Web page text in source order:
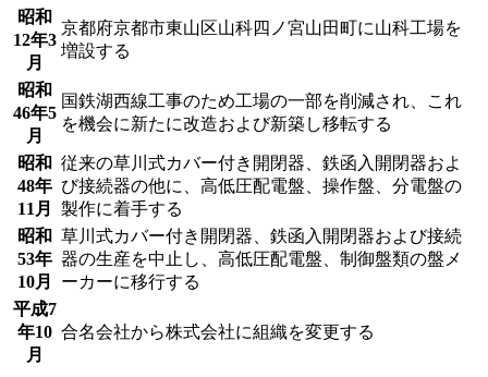
昭和
12年3
月
京都府京都市東山区山科四ノ宮山田町に山科工場を
増設する
昭和
46年5
月
国鉄湖西線工事のため工場の一部を削減され、これ
を機会に新たに改造および新築し移転する
昭和
48年
11月
従来の草川式カバー付き開閉器、鉄函入開閉器およ
び接続器の他に、高低圧配電盤、操作盤、分電盤の
製作に着手する
昭和
53年
10月
草川式カバー付き開閉器、鉄函入開閉器および接続
器の生産を中止し、高低圧配電盤、制御盤類の盤メ
ーカーに移行する
平成7
年10
月
合名会社から株式会社に組織を変更する